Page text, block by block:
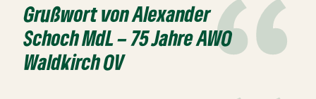
Grußwort von Alexander
Schoch MdL – 75 Jahre AWO
Waldkirch OV